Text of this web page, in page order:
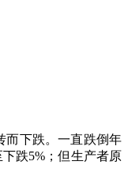
而下跌。一直跌倒年
跌5%；但生产者原